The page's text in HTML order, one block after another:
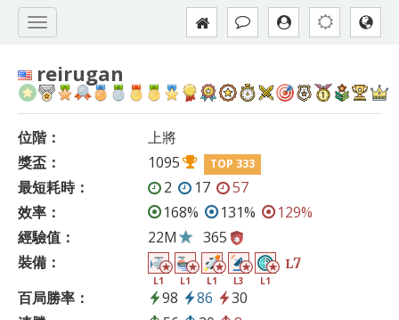
reirugan
位階：
上將
獎盃：
1095 TOP 333
最短耗時： 2 17
57
效率：
168% 131%
129%
經驗值：
22M
365
裝備：
L1 L1 L1 L3 L1
L7
百局勝率： 98 86
30